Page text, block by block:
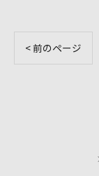
< 前のページ